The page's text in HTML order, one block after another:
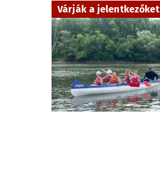
Várják a jelentkezőket